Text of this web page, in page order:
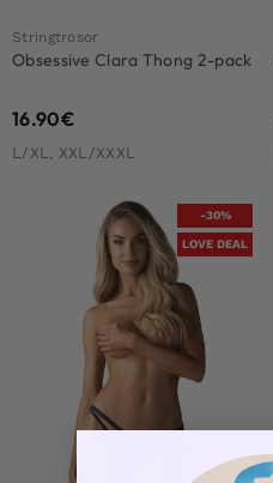
Stringtrosor
Obsessive Clara Thong 2-pack
16.90€
L/XL, XXL/XXXL
-30%
LOVE DEAL